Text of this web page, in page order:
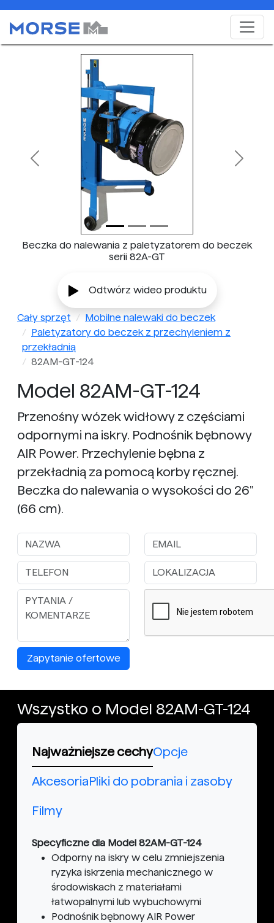
Beczka do nalewania z paletyzatorem do beczek
serii 82A-GT
Previous Next
Odtwórz wideo produktu
Cały sprzęt
Mobilne nalewaki do beczek
Paletyzatory do beczek z przechyleniem z
przekładnią
82AM-GT-124
Model 82AM-GT-124
Przenośny wózek widłowy z częściami
odpornymi na iskry. Podnośnik bębnowy
AIR Power. Przechylenie bębna z
przekładnią za pomocą korby ręcznej.
Beczka do nalewania o wysokości do 26"
(66 cm).
Zapytanie ofertowe
Wszystko o Model 82AM-GT-124
Najważniejsze cechyOpcje
AkcesoriaPliki do pobrania i zasoby
Filmy
Specyficzne dla Model 82AM-GT-124
Odporny na iskry w celu zmniejszenia
ryzyka iskrzenia mechanicznego w
środowiskach z materiałami
łatwopalnymi lub wybuchowymi
Podnośnik bębnowy AIR Power